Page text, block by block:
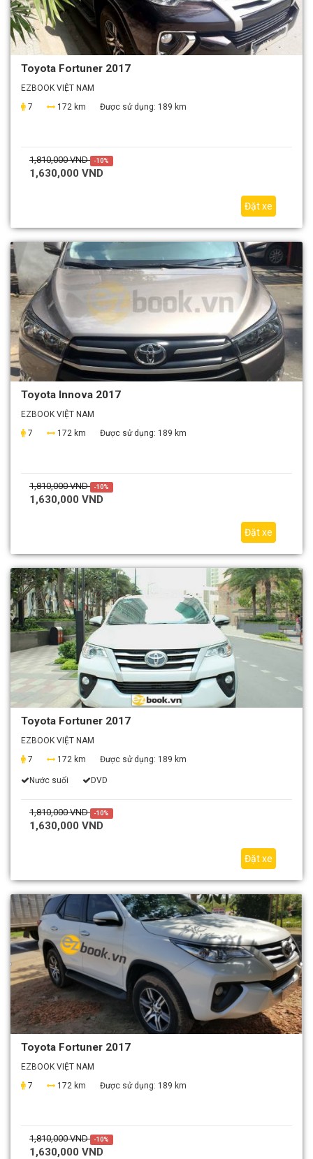
Toyota Fortuner 2017
EZBOOK VIỆT NAM
7
172 km Được sử dụng: 189 km
1,810,000 VND -10%
1,630,000 VND
Đặt xe
Toyota Innova 2017
EZBOOK VIỆT NAM
7
172 km Được sử dụng: 189 km
1,810,000 VND -10%
1,630,000 VND
Đặt xe
Toyota Fortuner 2017
EZBOOK VIỆT NAM
7
172 km Được sử dụng: 189 km
Nước suối DVD
1,810,000 VND -10%
1,630,000 VND
Đặt xe
Toyota Fortuner 2017
EZBOOK VIỆT NAM
7
172 km Được sử dụng: 189 km
1,810,000 VND -10%
1,630,000 VND